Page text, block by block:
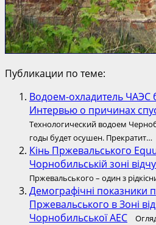
Публикации по теме:
Водоем-охладитель ЧАЭС
Интервью о причинах
Технологический водоем
годы будет осушен. Прекратит…
Кінь Пржевальського
Чорнобильській зоні
Пржевальського – один з
Демографічні показники
Пржевальського в Зоні
Чорнобильської АЕС